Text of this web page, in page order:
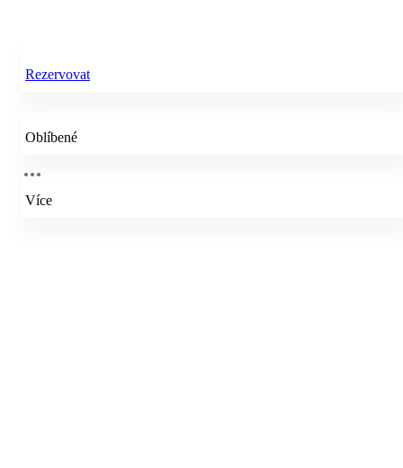
Rezervovat
Oblíbené
Více